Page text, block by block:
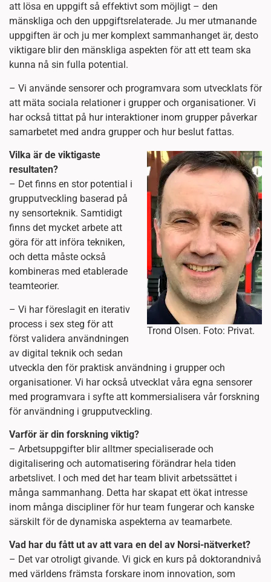
att lösa en uppgift så effektivt som möjligt – den
mänskliga och den uppgiftsrelaterade. Ju mer utmanande
uppgiften är och ju mer komplext sammanhanget är, desto
viktigare blir den mänskliga aspekten för att ett team ska
kunna nå sin fulla potential.
– Vi använde sensorer och programvara som utvecklats för
att mäta sociala relationer i grupper och organisationer. Vi
har också tittat på hur interaktioner inom grupper påverkar
samarbetet med andra grupper och hur beslut fattas.
Trond Olsen. Foto: Privat.
Vilka är de viktigaste
resultaten?
– Det finns en stor potential i
grupputveckling baserad på
ny sensorteknik. Samtidigt
finns det mycket arbete att
göra för att införa tekniken,
och detta måste också
kombineras med etablerade
teamteorier.
– Vi har föreslagit en iterativ
process i sex steg för att
först validera användningen
av digital teknik och sedan
utveckla den för praktisk användning i grupper och
organisationer. Vi har också utvecklat våra egna sensorer
med programvara i syfte att kommersialisera vår forskning
för användning i grupputveckling.
Varför är din forskning viktig?
– Arbetsuppgifter blir alltmer specialiserade och
digitalisering och automatisering förändrar hela tiden
arbetslivet. I och med det har team blivit arbetssättet i
många sammanhang. Detta har skapat ett ökat intresse
inom många discipliner för hur team fungerar och kanske
särskilt för de dynamiska aspekterna av teamarbete.
Vad har du fått ut av att vara en del av Norsi-nätverket?
– Det var otroligt givande. Vi gick en kurs på doktorandnivå
med världens främsta forskare inom innovation, som